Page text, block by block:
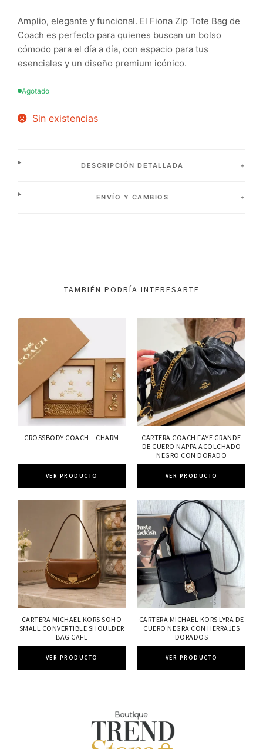
Amplio, elegante y funcional. El Fiona Zip Tote Bag de
Coach es perfecto para quienes buscan un bolso
cómodo para el día a día, con espacio para tus
esenciales y un diseño premium icónico.
Agotado
Sin existencias
DESCRIPCIÓN DETALLADA
ENVÍO Y CAMBIOS
TAMBIÉN PODRÍA INTERESARTE
CROSSBODY COACH – CHARM
VER PRODUCTO
CARTERA COACH FAYE GRANDE
DE CUERO NAPPA ACOLCHADO
NEGRO CON DORADO
VER PRODUCTO
CARTERA MICHAEL KORS SOHO
SMALL CONVERTIBLE SHOULDER
BAG CAFE
VER PRODUCTO
CARTERA MICHAEL KORS LYRA DE
CUERO NEGRA CON HERRAJES
DORADOS
VER PRODUCTO